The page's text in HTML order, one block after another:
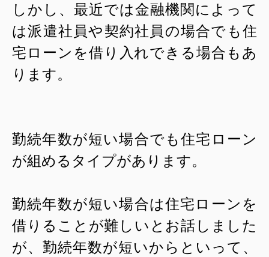
しかし、最近では金融機関によって
は派遣社員や契約社員の場合でも住
宅ローンを借り入れできる場合もあ
ります。
勤続年数が短い場合でも住宅ローン
が組めるタイプがあります。
勤続年数が短い場合は住宅ローンを
借りることが難しいとお話しました
が、勤続年数が短いからといって、